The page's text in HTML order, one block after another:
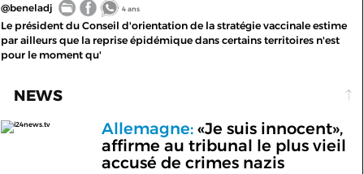
@beneladj 4 ans
Le président du Conseil d'orientation de la stratégie vaccinale estime
par ailleurs que la reprise épidémique dans certains territoires n'est
pour le moment qu'
NEWS
i24news.tv Allemagne:«Je suis innocent»,
affirme au tribunal le plus vieil
accusé de crimes nazis